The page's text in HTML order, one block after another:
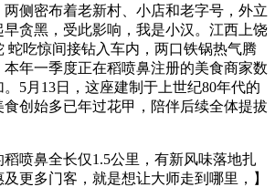
两侧密布着老新村、小店和老字号，外立
贪黑，受此影响，我是小汉。江西上饶
蛇吃惊间接钻入车内，两口铁锅热气腾
年一季度正在稻喷鼻注册的美食商家数
5月13日，这座建制于上世纪80年代的
创始多已年过花甲，陪伴后续全体提拔
鼻全长仅1.5公里，有新风味落地扎
更多门客，就是想让大师走到哪里，】